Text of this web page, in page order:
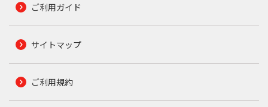
ご利用ガイド
サイトマップ
ご利用規約